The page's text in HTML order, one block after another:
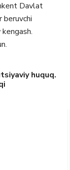
Davlat
beruvchi
huquq.